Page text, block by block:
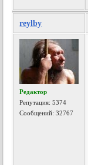
reylby
Редактор
Репутация:5374
Сообщений: 32767